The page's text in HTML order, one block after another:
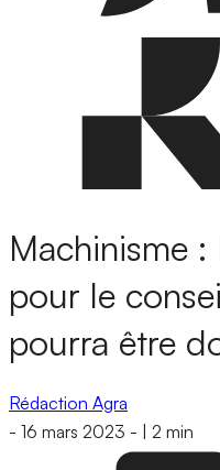
Machinisme :
pour le
pourra être
Rédaction Agra
- 16 mars 2023 - 2 min